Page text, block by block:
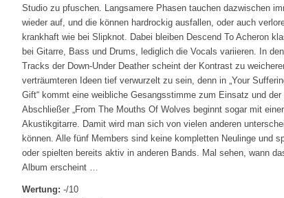
Studio zu pfuschen. Langsamere Phasen tauchen dazwischen
wieder auf, und die können hardrockig ausfallen, oder auch
krankhaft wie bei Slipknot. Dabei bleiben Descend To Acheron
bei Gitarre, Bass und Drums, lediglich die Vocals variieren. In
Tracks der Down-Under Deather scheint der Kontrast zu
verträumteren Ideen tief verwurzelt zu sein, denn in „Your
Gift“ kommt eine weibliche Gesangsstimme zum Einsatz und der
Abschließer „From The Mouths Of Wolves beginnt sogar mit einer
Akustikgitarre. Damit wird man sich von vielen anderen
können. Alle fünf Members sind keine kompletten Neulinge und
oder spielten bereits aktiv in anderen Bands. Mal sehen, wann
Album erscheint …
Wertung: -/10